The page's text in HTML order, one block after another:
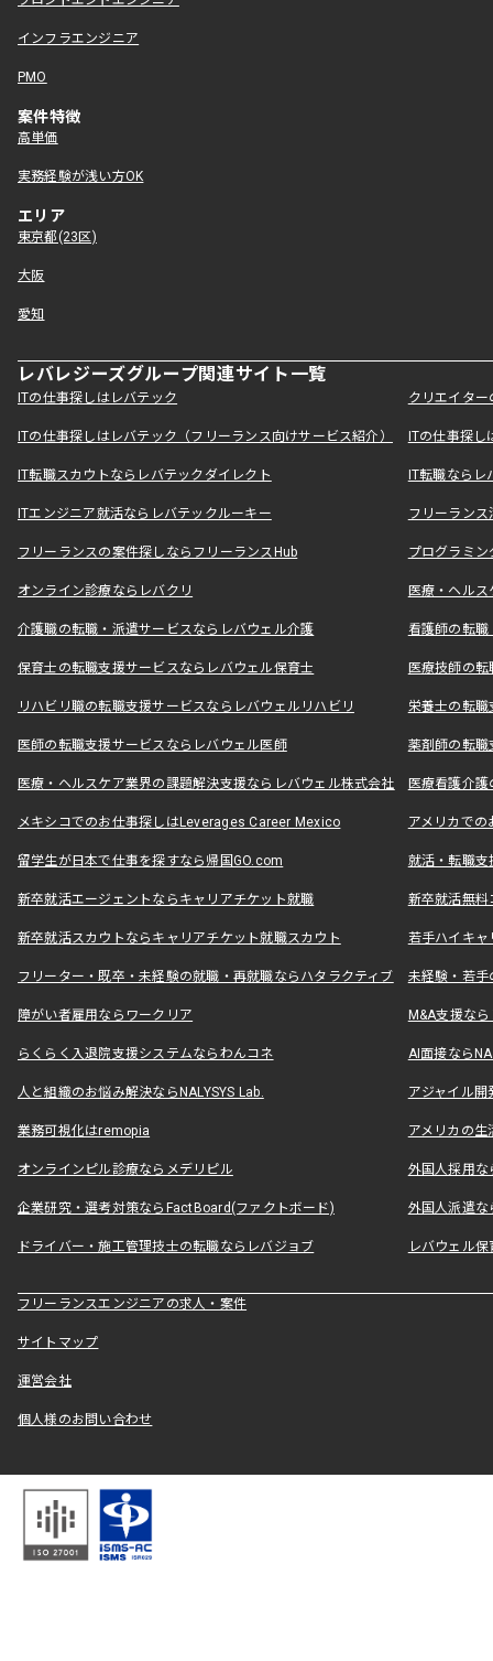
インフラエンジニア
PMO
案件特徴
高単価
実務経験が浅い方OK
エリア
東京都(23区)
大阪
愛知
レバレジーズグループ関連サイト一覧
ITの仕事探しはレバテック クリエイタ
ITの仕事探しはレバテック（フリーランス向けサービス紹介） ITの仕事探
IT転職スカウトならレバテックダイレクト IT転職なら
ITエンジニア就活ならレバテックルーキー フリーラン
フリーランスの案件探しならフリーランスHub プログラミ
オンライン診療ならレバクリ 医療・ヘル
介護職の転職・派遣サービスならレバウェル介護 看護師の転
保育士の転職支援サービスならレバウェル保育士 医療技師の
リハビリ職の転職支援サービスならレバウェルリハビリ 栄養士の転
医師の転職支援サービスならレバウェル医師 薬剤師の転
医療・ヘルスケア業界の課題解決支援ならレバウェル株式会社 医療看護介
メキシコでのお仕事探しはLeverages Career Mexico アメリカで
留学生が日本で仕事を探すなら帰国GO.com 就活・転職
新卒就活エージェントならキャリアチケット就職 新卒就活無料
新卒就活スカウトならキャリアチケット就職スカウト 若手ハイキ
フリーター・既卒・未経験の就職・再就職ならハタラクティブ 未経験・若手
障がい者雇用ならワークリア M&A支援な
らくらく入退院支援システムならわんコネ AI面接なら
人と組織のお悩み解決ならNALYSYS Lab. アジャイル
業務可視化はremopia アメリカの
オンラインピル診療ならメデリピル 外国人採用
企業研究・選考対策ならFactBoard(ファクトボード) 外国人派遣な
ドライバー・施工管理技士の転職ならレバジョブ レバウェル
フリーランスエンジニアの求人・案件
サイトマップ
運営会社
個人様のお問い合わせ